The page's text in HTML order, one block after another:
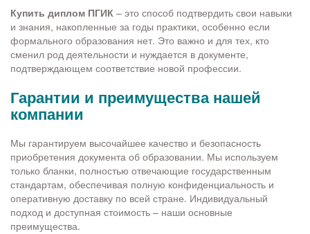
Купить диплом ПГИК – это способ подтвердить свои навыки
и знания, накопленные за годы практики, особенно если
формального образования нет. Это важно и для тех, кто
сменил род деятельности и нуждается в документе,
подтверждающем соответствие новой профессии.
Гарантии и преимущества нашей
компании
Мы гарантируем высочайшее качество и безопасность
приобретения документа об образовании. Мы используем
только бланки, полностью отвечающие государственным
стандартам, обеспечивая полную конфиденциальность и
оперативную доставку по всей стране. Индивидуальный
подход и доступная стоимость – наши основные
преимущества.